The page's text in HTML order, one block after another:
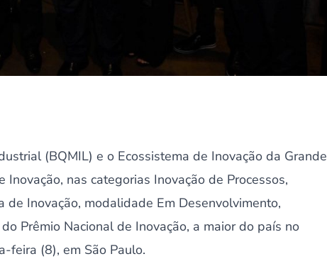
(BQMIL) e o Ecossistema de Inovação da Grande
nas categorias Inovação de Processos,
Inovação, modalidade Em Desenvolvimento,
Prêmio Nacional de Inovação, a maior do país no
feira (8), em São Paulo.